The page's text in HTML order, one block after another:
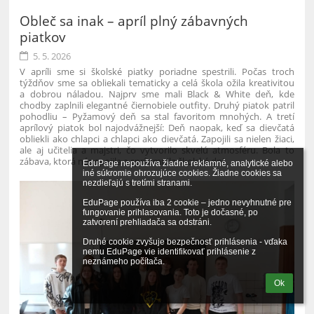
EduPage nepoužíva žiadne reklamné, analytické alebo
iné súkromie ohrozujúce cookies. Žiadne cookies sa
nezdieľajú s tretími stranami.
EduPage používa iba 2 cookie – jedno nevyhnutné pre
fungovanie prihlasovania. Toto je dočasné, po
zatvorení prehliadača sa odstráni.
Druhé cookie zvyšuje bezpečnosť prihlásenia - vďaka
nemu EduPage vie identifikovať prihlásenie z
neznámeho počítača.
Ok
Obleč sa inak – apríl plný zábavných
piatkov
5. 5. 2026
V apríli sme si školské piatky poriadne spestrili. Počas troch
týždňov sme sa obliekali tematicky a celá škola ožila kreativitou
a dobrou náladou. Najprv sme mali Black & White deň, kde
chodby zaplnili elegantné čiernobiele outfity. Druhý piatok patril
pohodliu – Pyžamový deň sa stal favoritom mnohých. A tretí
aprílový piatok bol najodvážnejší: Deň naopak, keď sa dievčatá
obliekli ako chlapci a chlapci ako dievčatá.Zapojili sa nielen žiaci,
ale aj učitelia a majstri, čo vytvorilo skvelú atmosféru. Bola to
zábava, ktorá nás spojila a spríjemnila školské dni.